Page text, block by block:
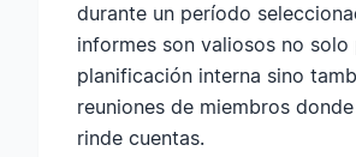
durante un período
informes son valiosos no solo
planificación interna sino
reuniones de miembros
rinde cuentas.